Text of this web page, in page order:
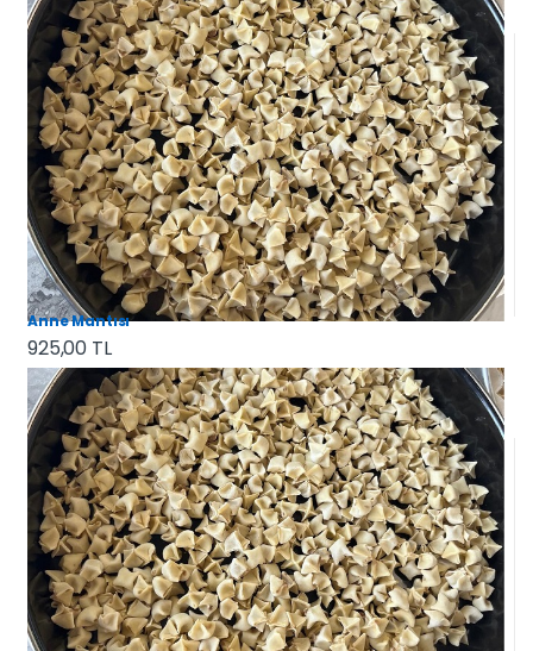
Anne Mantısı
925,00 TL